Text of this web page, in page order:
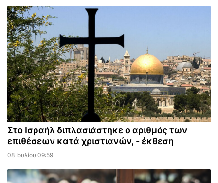
Στο Ισραήλ διπλασιάστηκε ο αριθμός των
επιθέσεων κατά χριστιανών, - έκθεση
08 Ιουλίου 09:59